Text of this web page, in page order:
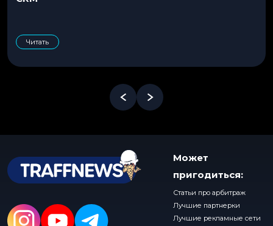
Читать
Может
пригодиться:
Статьи про арбитраж
Лучшие партнерки
Лучшие рекламные сети